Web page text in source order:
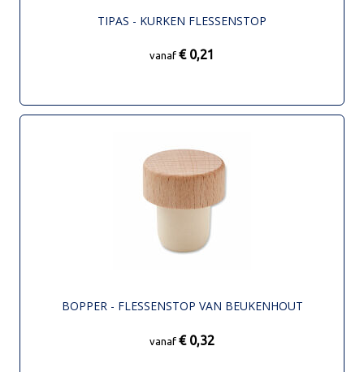
TIPAS - KURKEN FLESSENSTOP
vanaf € 0,21
BOPPER - FLESSENSTOP VAN BEUKENHOUT
vanaf € 0,32